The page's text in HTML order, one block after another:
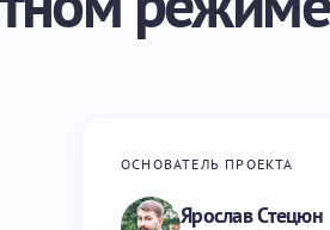
ОСНОВАТЕЛЬ ПРОЕКТА
Ярослав Стецюн